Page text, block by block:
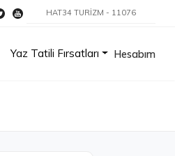
HAT34 TURİZM - 11076
Yaz Tatili Fırsatları Hesabım